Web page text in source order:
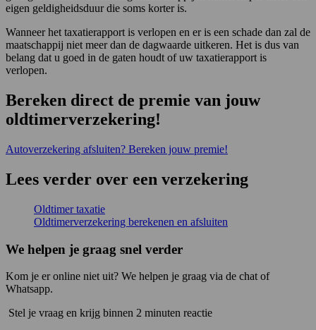
eigen geldigheidsduur die soms korter is.
Wanneer het taxatierapport is verlopen en er is een schade dan zal de
maatschappij niet meer dan de dagwaarde uitkeren. Het is dus van
belang dat u goed in de gaten houdt of uw taxatierapport is
verlopen.
Bereken direct de premie van jouw
oldtimerverzekering!
Autoverzekering afsluiten? Bereken jouw premie!
Lees verder over een verzekering
Oldtimer taxatie
Oldtimerverzekering berekenen en afsluiten
We helpen je graag snel verder
Kom je er online niet uit? We helpen je graag via de chat of
Whatsapp.
Stel je vraag en krijg binnen 2 minuten reactie